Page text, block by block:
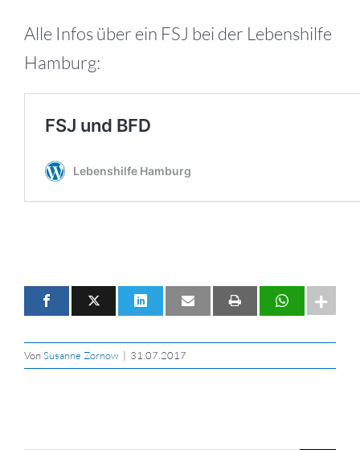
Alle Infos über ein FSJ bei der Lebenshilfe
Hamburg:
VonSusanne Zornow | 31.07.2017